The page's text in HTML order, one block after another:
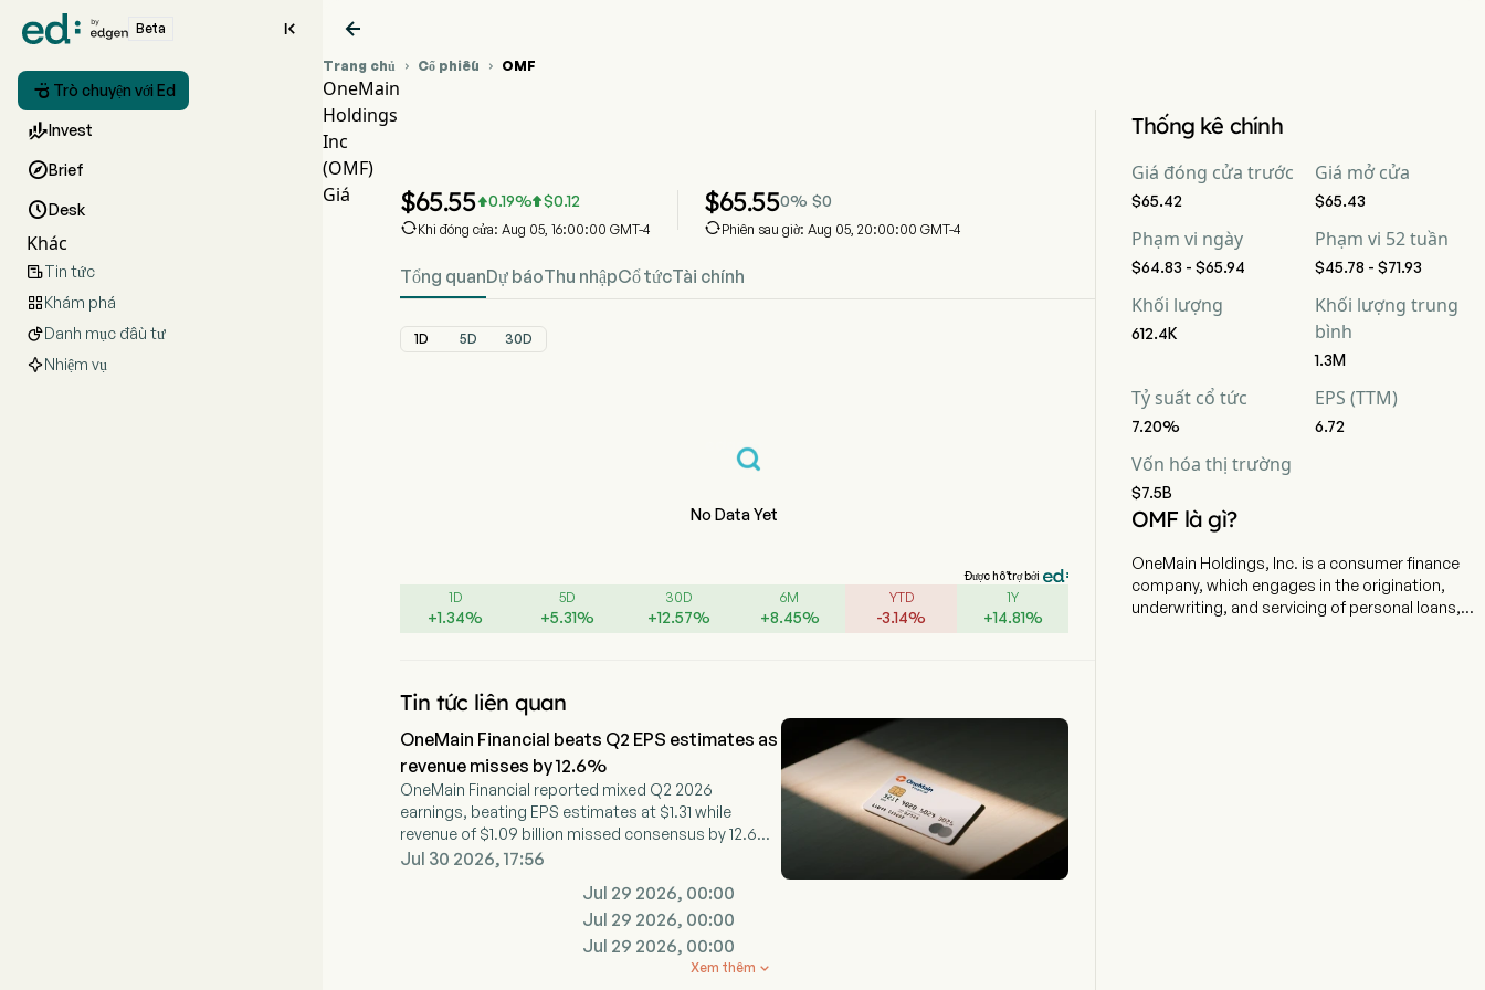
Beta 
 Trò chuyện với Ed
Invest
Brief
Desk
Khác
Tin tức
Khám phá
Danh mục đầu tư
Nhiệm vụ

Trang chủ  Cổ phiếu  OMF
OneMain
Holdings
Inc
(OMF)
Giá
$65.550.19% $0.12
Khi đóng cửa: Aug 05, 16:00:00 GMT-4
$65.550% $0
Phiên sau giờ: Aug 05, 20:00:00 GMT-4
Tổng quanDự báoThu nhậpCổ tứcTài chính
1D 5D 30D
No Data Yet
Được hỗ trợ bởi
1D
+1.34%
5D
+5.31%
30D
+12.57%
6M
+8.45%
YTD
-3.14%
1Y
+14.81%
Tin tức liên quan
OneMain Financial beats Q2 EPS estimates as
revenue misses by 12.6%
OneMain Financial reported mixed Q2 2026
earnings, beating EPS estimates at $1.31 while
revenue of $1.09 billion missed consensus by 12.6
percent.
Jul 30 2026, 17:56
Jul 29 2026, 00:00
Jul 29 2026, 00:00
Jul 29 2026, 00:00

Xem thêm
Thống kê chính
Giá đóng cửa trước
$65.42
Giá mở cửa
$65.43
Phạm vi ngày
$64.83 - $65.94
Phạm vi 52 tuần
$45.78 - $71.93
Khối lượng
612.4K
Khối lượng trung
bình
1.3M
Tỷ suất cổ tức
7.20%
EPS (TTM)
6.72
Vốn hóa thị trường
$7.5B
OMF là gì?
OneMain Holdings, Inc. is a consumer finance
company, which engages in the origination,
underwriting, and servicing of personal loans,